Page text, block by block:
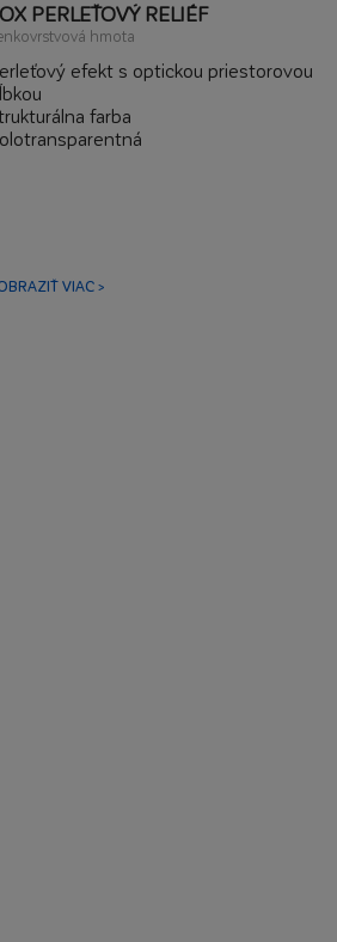
PERLEŤOVÝ RELIÉF
hmota
efekt s optickou priestorovou
farba
VIAC >